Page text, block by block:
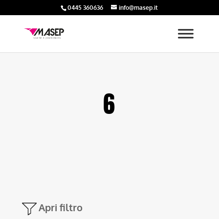
0445 360636 info@masep.it
6
Apri filtro